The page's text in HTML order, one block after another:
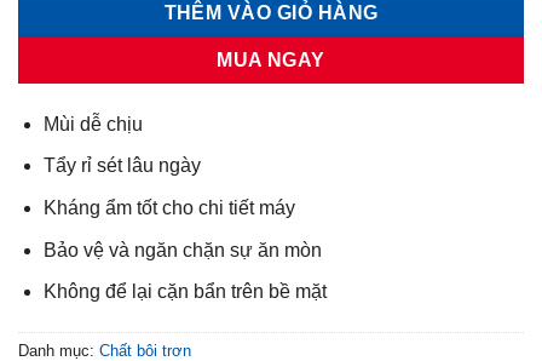
THÊM VÀO GIỎ HÀNG
MUA NGAY
Mùi dễ chịu
Tẩy rỉ sét lâu ngày
Kháng ẩm tốt cho chi tiết máy
Bảo vệ và ngăn chặn sự ăn mòn
Không để lại cặn bẩn trên bề mặt
Danh mục: Chất bôi trơn